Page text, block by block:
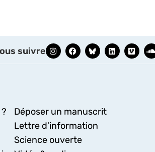
suivre
Déposer un manuscrit
Lettre d’information
Science ouverte